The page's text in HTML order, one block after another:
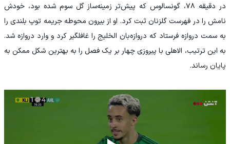
در دقیقه ۷۸، گونسالوس که پیش‌تر زمینه‌ساز گل سوم شده بود، خودش
نامش را در فهرست گلزنان ثبت کرد. او از بیرون محوطه جریمه توپ بلندی را
به سمت دروازه فرستاد که دروازه‌بان الخلیج را غافلگیر کرد و وارد دروازه شد.
به این ترتیب، الاهلی با پیروزی چهار بر یک فصل را به بهترین شکل ممکن به
پایان رساند.